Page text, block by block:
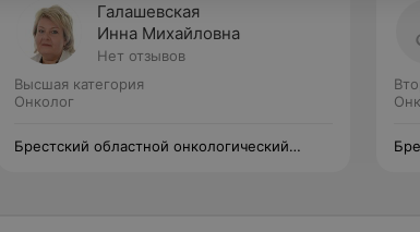
Галашевская
Инна Михайловна
Нет отзывов
Высшая категория
Онколог
Брестский областной онкологический